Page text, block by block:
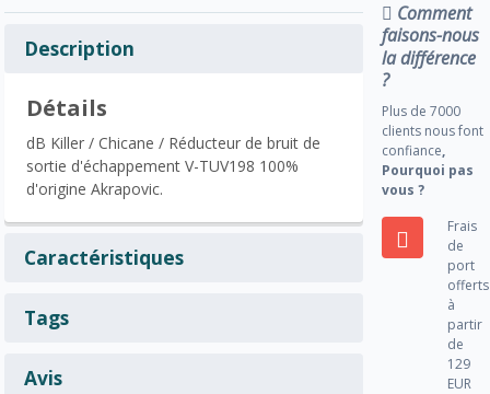
Description
Détails
dB Killer / Chicane / Réducteur de bruit de
sortie d'échappement V-TUV198 100%
d'origine Akrapovic.
Caractéristiques
Tags
Avis
Comment
faisons-nous
la différence
?
Plus de 7000
clients nous font
confiance,
Pourquoi pas
vous ?
Frais
de
port
offerts
à
partir
de
129
EUR